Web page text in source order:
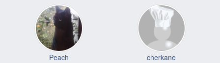
Peach cherkane